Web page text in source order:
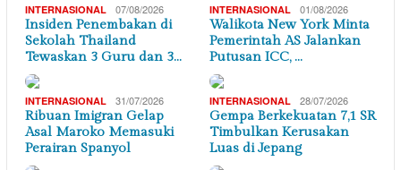
INTERNASIONAL 07/08/2026
Insiden Penembakan di
Sekolah Thailand
Tewaskan 3 Guru dan 3…
INTERNASIONAL 01/08/2026
Walikota New York Minta
Pemerintah AS Jalankan
Putusan ICC, …
INTERNASIONAL 31/07/2026
Ribuan Imigran Gelap
Asal Maroko Memasuki
Perairan Spanyol
INTERNASIONAL 28/07/2026
Gempa Berkekuatan 7,1 SR
Timbulkan Kerusakan
Luas di Jepang